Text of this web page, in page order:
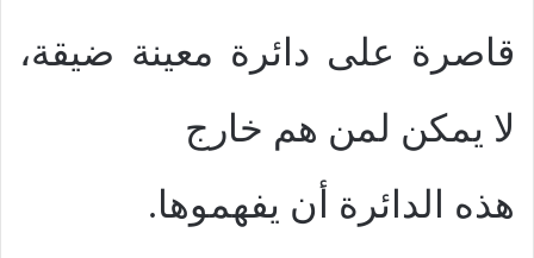
قاصرة على دائرة معينة ضيقة،
لا يمكن لمن هم خارج
هذه الدائرة أن يفهموها.